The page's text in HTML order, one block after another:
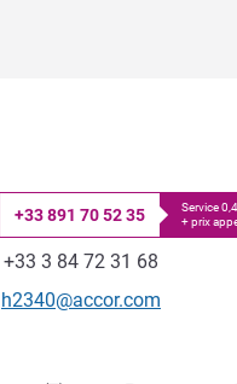
+33 891 70 52 35
Service
+ prix
Fax
+33 3 84 72 31 68
Email de contact
h2340@accor.com